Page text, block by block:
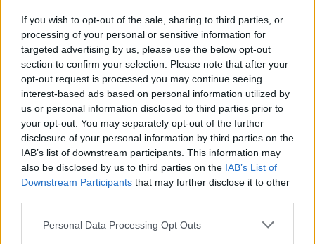
If you wish to opt-out of the sale, sharing to third parties, or
processing of your personal or sensitive information for
targeted advertising by us, please use the below opt-out
section to confirm your selection. Please note that after your
opt-out request is processed you may continue seeing
interest-based ads based on personal information utilized by
us or personal information disclosed to third parties prior to
your opt-out. You may separately opt-out of the further
disclosure of your personal information by third parties on the
IAB’s list of downstream participants. This information may
also be disclosed by us to third parties on the IAB’s List of
Downstream Participants that may further disclose it to other
Personal Data Processing Opt Outs
Magyarország tele van gyönyörű növényekkel, így arborétumokkal
is. A jó idő beköszöntével érdemes minél többet felkeresni.
Születésnapi programokkal várja a
hétvégén a közönséget a 160 éves
Fővárosi Állatkert
ÉLŐ BOLYGÓNK